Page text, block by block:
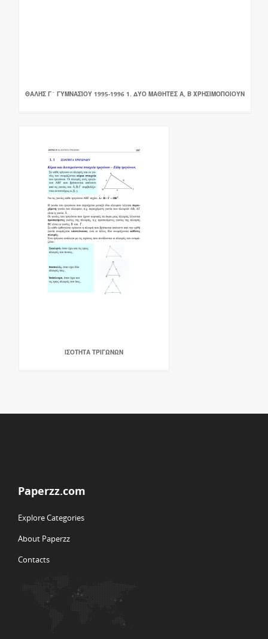
ΘΑΛΉΣ Γ` ΓΥΜΝΑΣΊΟΥ 1995-1996 1. ΔΎΟ ΜΑΘΗΤΈΣ Α, Β ΧΡΗΣΙΜΟΠΟΙΟΎΝ
ΙΣΟΤΗΤΑ ΤΡΙΓΩΝΩΝ
Paperzz.com
Explore Categories
About Paperzz
Contacts